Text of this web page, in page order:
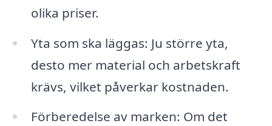
olika priser.
Yta som ska läggas: Ju större yta,
desto mer material och arbetskraft
krävs, vilket påverkar kostnaden.
Förberedelse av marken: Om det